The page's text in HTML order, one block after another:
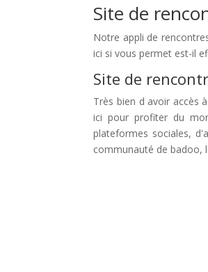
Site de
Notre appli de
ici si vous permet est-il
Site de
Très bien d avoir accès
ici pour profiter du
plateformes sociales,
communauté de badoo,